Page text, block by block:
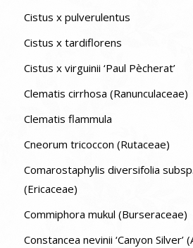
Cistus x pulverulentus
Cistus x tardiflorens
Cistus x virguinii ‘Paul Pècherat’
Clematis cirrhosa (Ranunculaceae)
Clematis flammula
Cneorum tricoccon (Rutaceae)
Comarostaphylis diversifolia
(Ericaceae)
Commiphora mukul (Burseraceae)
Constancea nevinii ‘Canyon Silver’